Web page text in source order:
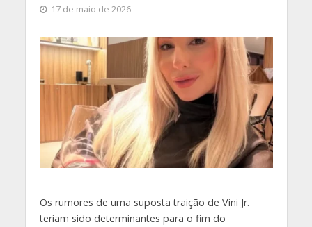
17 de maio de 2026
Os rumores de uma suposta traição de Vini Jr.
teriam sido determinantes para o fim do